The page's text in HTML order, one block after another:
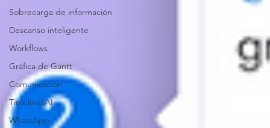
Sobrecarga de información
Descanso inteligente
Workflows
Gráfica de Gantt
Comunicación
TimelinesAI
WhatsApp